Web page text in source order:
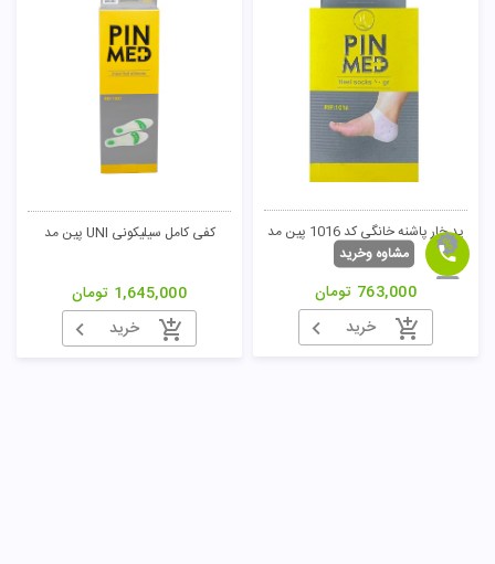
پد خار پاشنه خانگی کد 1016 پین مد
763,000 تومان
خرید
کفی کامل سیلیکونی UNI پین مد
1,645,000 تومان
خرید
مشاوه وخرید